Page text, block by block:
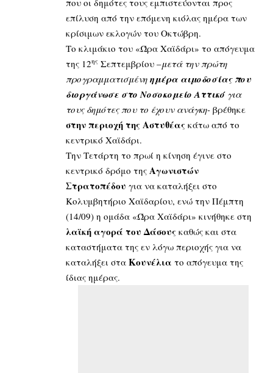
επίλυση από την επόμενη κιόλας ημέρα των
κρίσιμων εκλογών του Οκτώβρη.
Το κλιμάκιο του «Ώρα Χαϊδάρι» το απόγευμα
της 12ης Σεπτεμβρίου –μετά την πρώτη
προγραμματισμένη ημέρα αιμοδοσίας που
διοργάνωσε στο Νοσοκομείο Αττικόγια
τους δημότες που το έχουν ανάγκη- βρέθηκε
στην περιοχή της Αστυθέας κάτω από το
κεντρικό Χαϊδάρι.
Την Τετάρτη το πρωί η κίνηση έγινε στο
κεντρικό δρόμο της Αγωνιστών
Στρατοπέδου για να καταλήξει στο
Κολυμβητήριο Χαϊδαρίου, ενώ την Πέμπτη
(14/09) η ομάδα «Ώρα Χαϊδάρι» κινήθηκε στη
λαϊκή αγορά του Δάσους καθώς και στα
καταστήματα της εν λόγω περιοχής για να
καταλήξει στα Κουνέλια το απόγευμα της
ίδιας ημέρας.